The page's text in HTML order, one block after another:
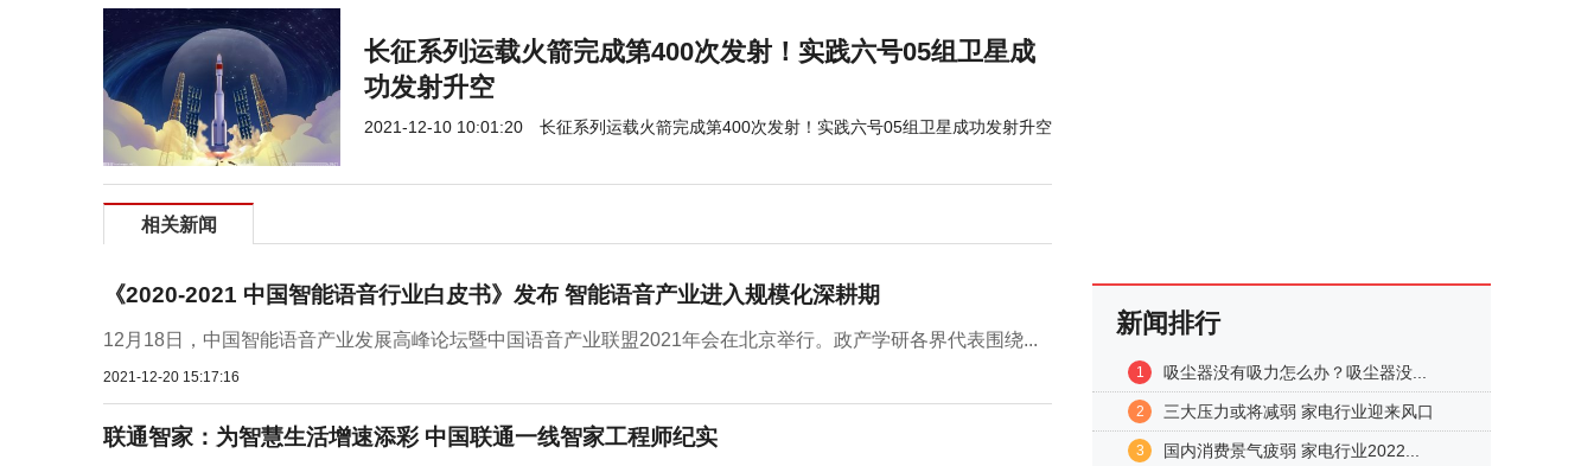
长征系列运载火箭完成第400次发射！实践六号05组卫星成
功发射升空
2021-12-10 10:01:20 长征系列运载火箭完成第400次发射！实践六号05组卫星成功发射升空
相关新闻
《2020-2021 中国智能语音行业白皮书》发布 智能语音产业进入规模化深耕期
12月18日，中国智能语音产业发展高峰论坛暨中国语音产业联盟2021年会在北京举行。政产学研各界代表围绕...
2021-12-20 15:17:16
联通智家：为智慧生活增速添彩 中国联通一线智家工程师纪实
新闻排行
1 吸尘器没有吸力怎么办？吸尘器没...
2 三大压力或将减弱 家电行业迎来风口
3 国内消费景气疲弱 家电行业2022...